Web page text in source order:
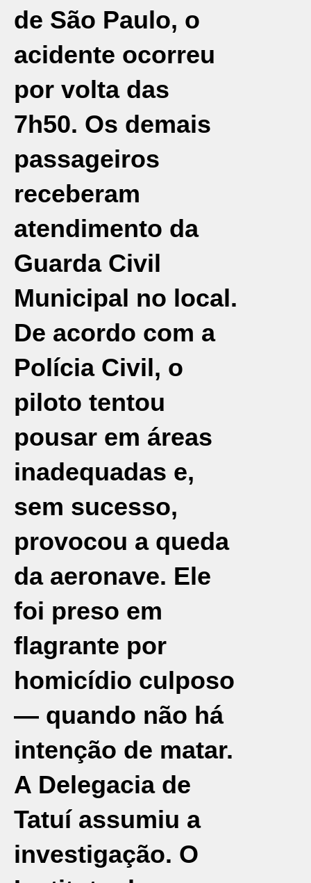
de São Paulo, o
acidente ocorreu
por volta das
7h50. Os demais
passageiros
receberam
atendimento da
Guarda Civil
Municipal no local.
De acordo com a
Polícia Civil, o
piloto tentou
pousar em áreas
inadequadas e,
sem sucesso,
provocou a queda
da aeronave. Ele
foi preso em
flagrante por
homicídio culposo
— quando não há
intenção de matar.
A Delegacia de
Tatuí assumiu a
investigação. O